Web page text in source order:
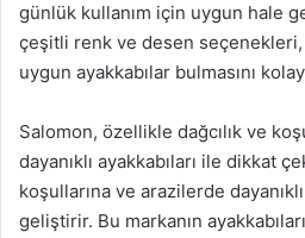
günlük kullanım için uygun hale
çeşitli renk ve desen seçenekleri,
uygun ayakkabılar bulmasını
Salomon, özellikle dağcılık ve
dayanıklı ayakkabıları ile dikkat
koşullarına ve arazilerde
geliştirir. Bu markanın